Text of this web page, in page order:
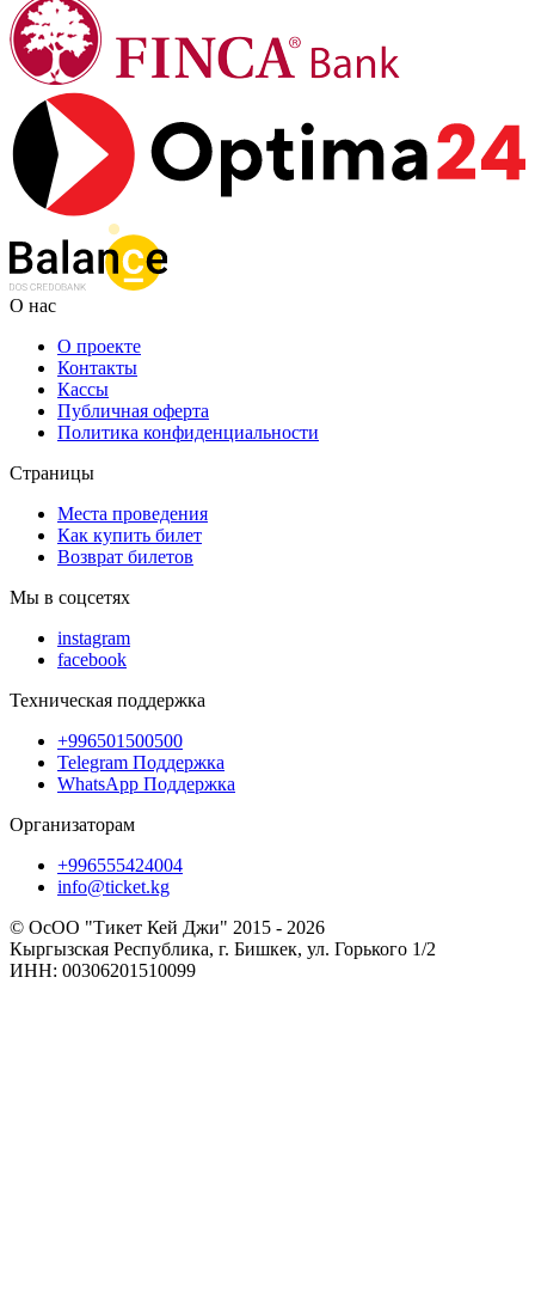
О нас
О проекте
Контакты
Кассы
Публичная оферта
Политика конфиденциальности
Страницы
Места проведения
Как купить билет
Возврат билетов
Мы в соцсетях
instagram
facebook
Техническая поддержка
+996501500500
Telegram Поддержка
WhatsApp Поддержка
Организаторам
+996555424004
info@ticket.kg
© ОсОО "Тикет Кей Джи" 2015 - 2026
Кыргызская Республика, г. Бишкек, ул. Горького 1/2
ИНН: 00306201510099